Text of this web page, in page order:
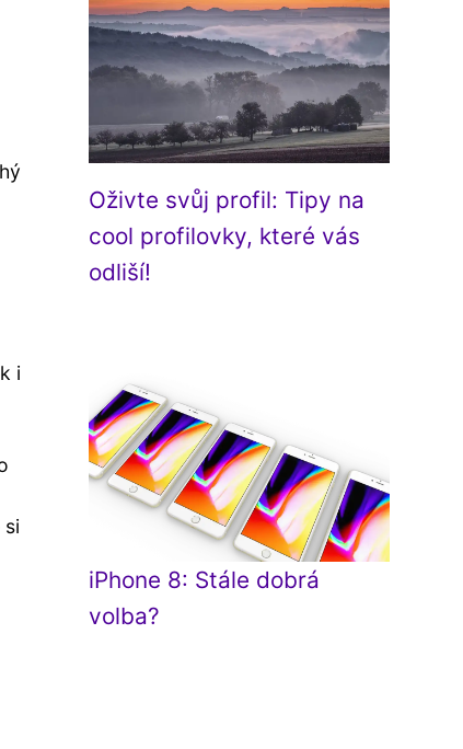
i
Oživte svůj profil: Tipy na
cool profilovky, které vás
odliší!
iPhone 8: Stále dobrá
volba?